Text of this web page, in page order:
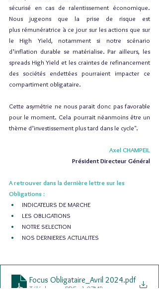
sécurisé en cas de ralentissement économique.
Nous jugeons que la prise de risque est
plus rémunératrice à ce jour sur les actions que sur
le High Yield, notamment si notre scénario
d’inflation durable se matérialise. Par ailleurs, les
spreads High Yield et les craintes de refinancement
des sociétés endettées pourraient impacter ce
compartiment obligataire.
Cette asymétrie ne nous parait donc pas favorable
pour le moment. Cela pourrait néanmoins être un
thème d’investissement plus tard dans le cycle".
Axel CHAMPEIL
Président Directeur Général
A retrouver dans la dernière lettre sur les
Obligations :
INDICATEURS DE MARCHE
LES OBLIGATIONS
NOTRE SELECTION
NOS DERNIERES ACTUALITES
Focus Obligataire_Avril 2024.pdf
Télécharger PDF • 1.07MB